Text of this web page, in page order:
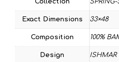
Collection
Exact Dimensions 33×48
Composition 100%
Design ISHMAR